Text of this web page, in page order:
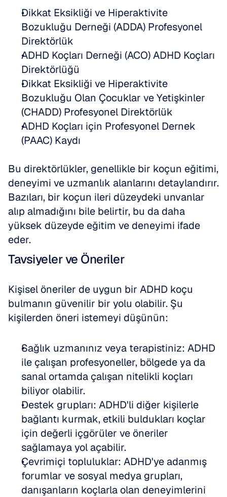
Dikkat Eksikliği ve Hiperaktivite
Bozukluğu Derneği (ADDA) Profesyonel
Direktörlük
ADHD Koçları Derneği (ACO) ADHD Koçları
Direktörlüğü
Dikkat Eksikliği ve Hiperaktivite
Bozukluğu Olan Çocuklar ve Yetişkinler
(CHADD) Profesyonel Direktörlük
ADHD Koçları için Profesyonel Dernek
(PAAC) Kaydı
Bu direktörlükler, genellikle bir koçun eğitimi,
deneyimi ve uzmanlık alanlarını detaylandırır.
Bazıları, bir koçun ileri düzeydeki unvanlar
alıp almadığını bile belirtir, bu da daha
yüksek düzeyde eğitim ve deneyimi ifade
eder.
Tavsiyeler ve Öneriler
Kişisel öneriler de uygun bir ADHD koçu
bulmanın güvenilir bir yolu olabilir. Şu
kişilerden öneri istemeyi düşünün:
Sağlık uzmanınız veya terapistiniz: ADHD
ile çalışan profesyoneller, bölgede ya da
sanal ortamda çalışan nitelikli koçları
biliyor olabilir.
Destek grupları: ADHD'li diğer kişilerle
bağlantı kurmak, etkili buldukları koçlar
için değerli içgörüler ve öneriler
sağlamaya yol açabilir.
Çevrimiçi topluluklar: ADHD'ye adanmış
forumlar ve sosyal medya grupları,
danışanların koçlarla olan deneyimlerini